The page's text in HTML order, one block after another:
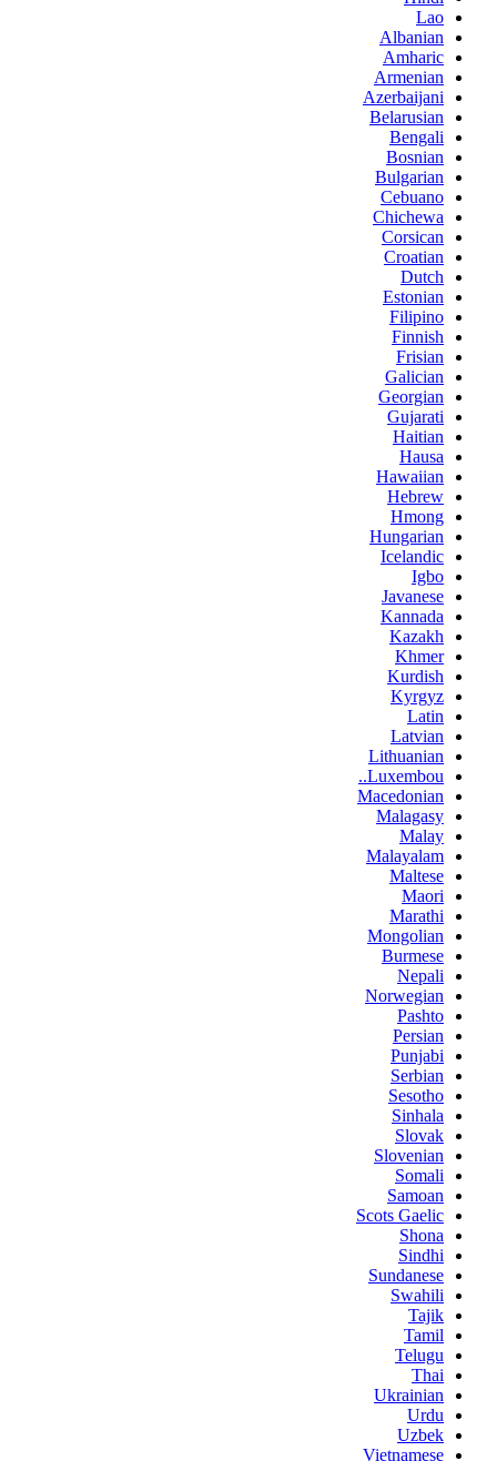
Lao
Albanian
Amharic
Armenian
Azerbaijani
Belarusian
Bengali
Bosnian
Bulgarian
Cebuano
Chichewa
Corsican
Croatian
Dutch
Estonian
Filipino
Finnish
Frisian
Galician
Georgian
Gujarati
Haitian
Hausa
Hawaiian
Hebrew
Hmong
Hungarian
Icelandic
Igbo
Javanese
Kannada
Kazakh
Khmer
Kurdish
Kyrgyz
Latin
Latvian
Lithuanian
Luxembou..
Macedonian
Malagasy
Malay
Malayalam
Maltese
Maori
Marathi
Mongolian
Burmese
Nepali
Norwegian
Pashto
Persian
Punjabi
Serbian
Sesotho
Sinhala
Slovak
Slovenian
Somali
Samoan
Scots Gaelic
Shona
Sindhi
Sundanese
Swahili
Tajik
Tamil
Telugu
Thai
Ukrainian
Urdu
Uzbek
Vietnamese